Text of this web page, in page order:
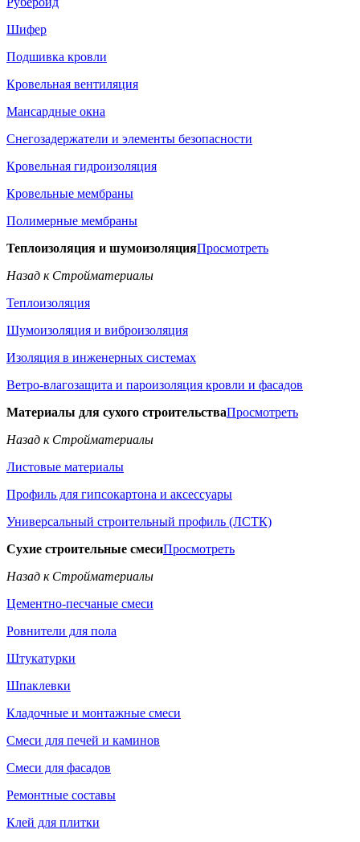
Шифер
Подшивка кровли
Кровельная вентиляция
Мансардные окна
Снегозадержатели и элементы безопасности
Кровельная гидроизоляция
Кровельные мембраны
Полимерные мембраны
Теплоизоляция и шумоизоляцияПросмотреть
Назад к Стройматериалы
Теплоизоляция
Шумоизоляция и виброизоляция
Изоляция в инженерных системах
Ветро-влагозащита и пароизоляция кровли и фасадов
Материалы для сухого строительстваПросмотреть
Назад к Стройматериалы
Листовые материалы
Профиль для гипсокартона и аксессуары
Универсальный строительный профиль (ЛСТК)
Сухие строительные смесиПросмотреть
Назад к Стройматериалы
Цементно-песчаные смеси
Ровнители для пола
Штукатурки
Шпаклевки
Кладочные и монтажные смеси
Смеси для печей и каминов
Смеси для фасадов
Ремонтные составы
Клей для плитки